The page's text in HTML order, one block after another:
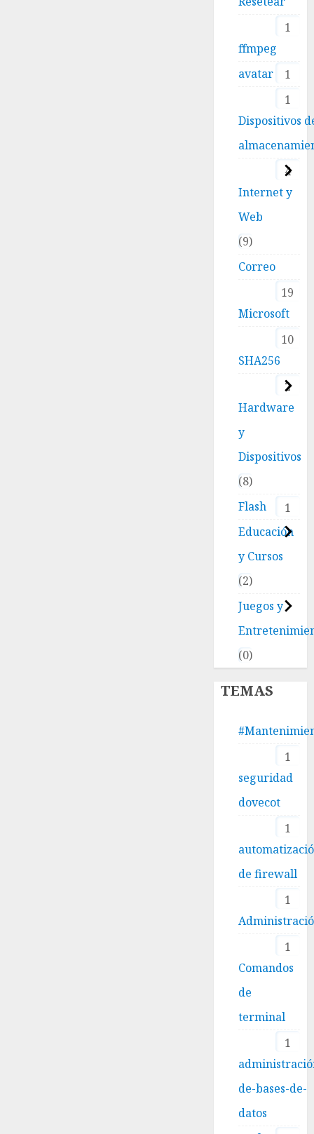
1
ffmpeg
1
avatar
1
Dispositivos
4
Internet y
Web
9
Correo
19
Microsoft
10
SHA256
2
Hardware
y
Dispositivos
8
Flash
1
Educación
y Cursos
2
Juegos y
0
TEMAS
1
seguridad
dovecot
1
de firewall
1
1
Comandos
de
terminal
1
de-bases-de-
datos